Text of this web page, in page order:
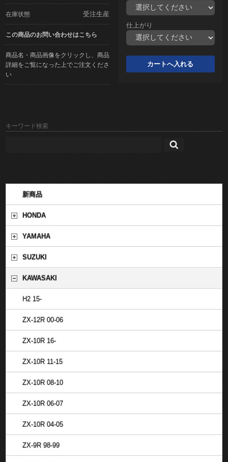
在庫状態 受注生産
この商品のお問い合わせはこちら
商品名・商品画像をクリックし、商品
詳細をご覧になった上でご注文くださ
い
仕上がり
キーワード検索
新商品
HONDA
YAMAHA
SUZUKI
KAWASAKI
H2 15-
ZX-12R 00-06
ZX-10R 16-
ZX-10R 11-15
ZX-10R 08-10
ZX-10R 06-07
ZX-10R 04-05
ZX-9R 98-99